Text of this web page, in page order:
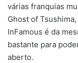
várias franquias
Ghost of
InFamous é da
bastante para
aberto.